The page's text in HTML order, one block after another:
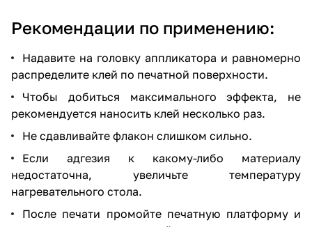
Рекомендации по применению:
Надавите на головку аппликатора и равномерно
распределите клей по печатной поверхности.
Чтобы добиться максимального эффекта, не
рекомендуется наносить клей несколько раз.
Не сдавливайте флакон слишком сильно.
Если адгезия к какому-либо материалу
недостаточна, увеличьте температуру
нагревательного стола.
После печати промойте печатную платформу и